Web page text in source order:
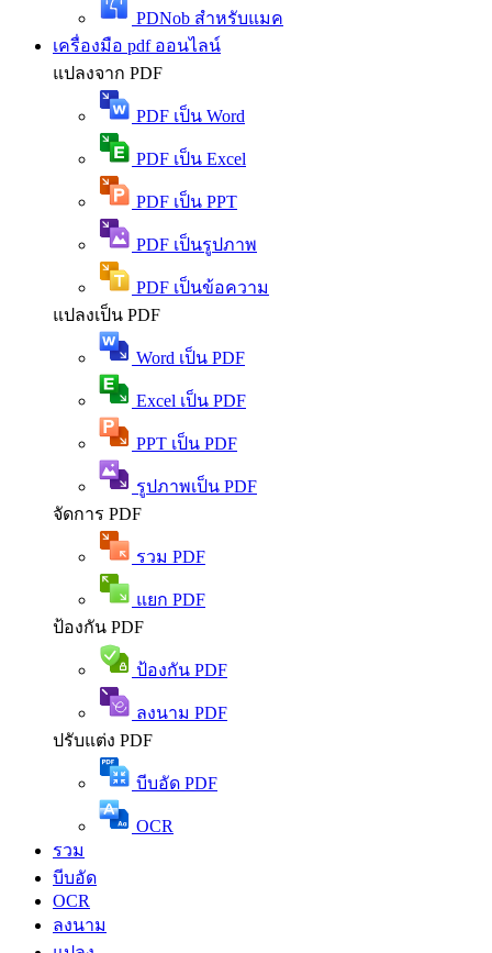
PDNob สำหรับแมค
เครื่องมือ pdf ออนไลน์
แปลงจาก PDF
PDF เป็น Word
PDF เป็น Excel
PDF เป็น PPT
PDF เป็นรูปภาพ
PDF เป็นข้อความ
แปลงเป็น PDF
Word เป็น PDF
Excel เป็น PDF
PPT เป็น PDF
รูปภาพเป็น PDF
จัดการ PDF
รวม PDF
แยก PDF
ป้องกัน PDF
ป้องกัน PDF
ลงนาม PDF
ปรับแต่ง PDF
บีบอัด PDF
OCR
รวม
บีบอัด
OCR
ลงนาม